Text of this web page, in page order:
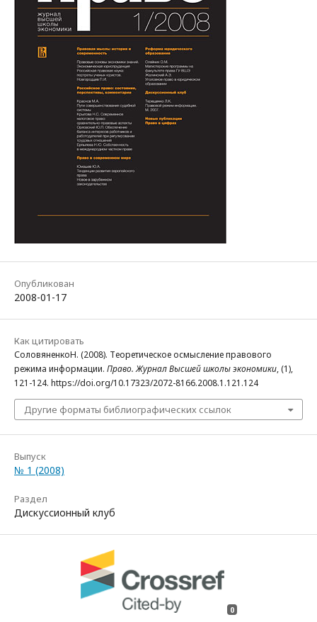
Опубликован
2008-01-17
Как цитировать
СоловяненкоН. (2008). Теоретическое осмысление правового
режима информации. Право. Журнал Высшей школы экономики, (1),
121-124. https://doi.org/10.17323/2072-8166.2008.1.121.124
Другие форматы библиографических ссылок
Выпуск
№ 1 (2008)
Раздел
Дискуссионный клуб
0